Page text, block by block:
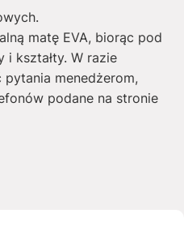
matę EVA, biorąc pod
i kształty. W razie
menedżerom,
podane na stronie